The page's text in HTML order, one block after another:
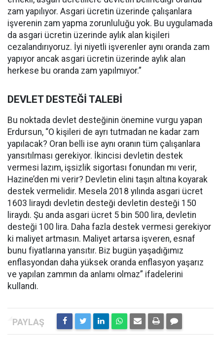
zam yapılıyor. Asgari ücretin üzerinde çalışanlara
işverenin zam yapma zorunluluğu yok. Bu uygulamada
da asgari ücretin üzerinde aylık alan kişileri
cezalandırıyoruz. İyi niyetli işverenler aynı oranda zam
yapıyor ancak asgari ücretin üzerinde aylık alan
herkese bu oranda zam yapılmıyor.”
DEVLET DESTEĞİ TALEBİ
Bu noktada devlet desteğinin önemine vurgu yapan
Erdursun, “O kişileri de ayrı tutmadan ne kadar zam
yapılacak? Oran belli ise aynı oranın tüm çalışanlara
yansıtılması gerekiyor. İkincisi devletin destek
vermesi lazım, işsizlik sigortası fonundan mı verir,
Hazine’den mi verir? Devletin elini taşın altına koyarak
destek vermelidir. Mesela 2018 yılında asgari ücret
1603 liraydı devletin desteği devletin desteği 150
liraydı. Şu anda asgari ücret 5 bin 500 lira, devletin
desteği 100 lira. Daha fazla destek vermesi gerekiyor
ki maliyet artmasın. Maliyet artarsa işveren, esnaf
bunu fiyatlarına yansıtır. Biz bugün yaşadığımız
enflasyondan daha yüksek oranda enflasyon yaşarız
ve yapılan zammın da anlamı olmaz” ifadelerini
kullandı.